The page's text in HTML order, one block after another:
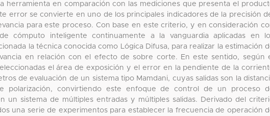
herramienta en comparación con las mediciones que presenta el
error se convierte en uno de los principales indicadores de la precisión
para este proceso. Con base en este criterio, y en consideración
cómputo inteligente continuamente a la vanguardia aplicadas en
la técnica conocida como Lógica Difusa, para realizar la estimación
en relación con el efecto de sobre corte. En este sentido, según
el área de exposición y el error en la pendiente de la
de evaluación de un sistema tipo Mamdani, cuyas salidas son la
polarización, convirtiendo este enfoque de control de un proceso
un sistema de múltiples entradas y múltiples salidas. Derivado del
una serie de experimentos para establecer la frecuencia de operación